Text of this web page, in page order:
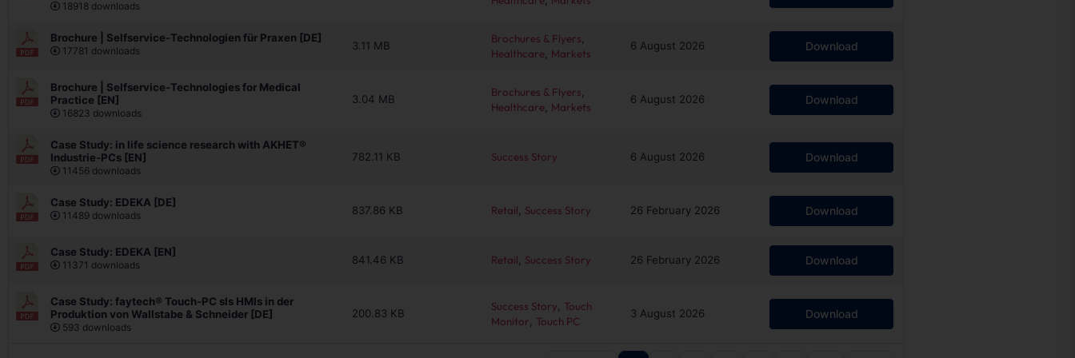
18918 downloads
Brochure | Selfservice-Technologien für Praxen [DE]
17781 downloads 3.11 MB
Brochures & Flyers
Healthcare Markets
6 August 2026 Download
Brochure | Selfservice-Technologies for Medical
Practice [EN]
16823 downloads
3.04 MB
Brochures & Flyers
Healthcare Markets
6 August 2026 Download
Case Study: in life science research with AKHET®
Industrie-PCs [EN]
11456 downloads
782.11 KB Success Story 6 August 2026 Download
Case Study: EDEKA [DE]
11489 downloads 837.86 KB Retail Success Story 26 February 2026 Download
Case Study: EDEKA [EN]
11371 downloads 841.46 KB Retail Success Story 26 February 2026 Download
Case Study: faytech® Touch-PC sls HMIs in der
Produktion von Wallstabe & Schneider [DE]
593 downloads
200.83 KB
Success Story
Touch
Monitor
Touch PC
3 August 2026 Download